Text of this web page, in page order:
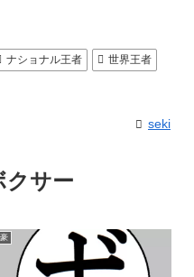
ナショナル王者
世界王者
seki
クサー
豪